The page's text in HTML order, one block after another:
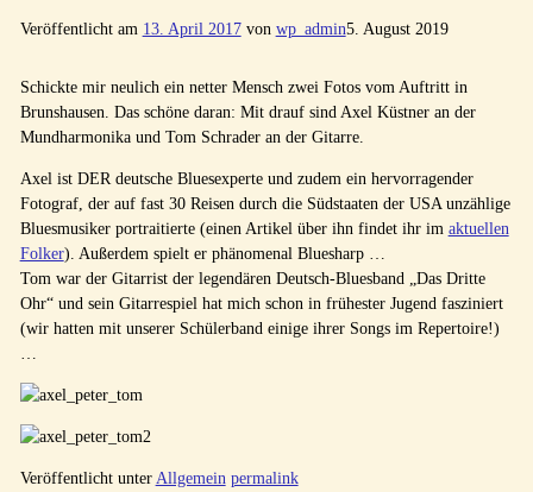
Veröffentlicht am 13. April 2017 von wp_admin5. August 2019
Schickte mir neulich ein netter Mensch zwei Fotos vom Auftritt in
Brunshausen. Das schöne daran: Mit drauf sind Axel Küstner an der
Mundharmonika und Tom Schrader an der Gitarre.
Axel ist DER deutsche Bluesexperte und zudem ein hervorragender
Fotograf, der auf fast 30 Reisen durch die Südstaaten der USA unzählige
Bluesmusiker portraitierte (einen Artikel über ihn findet ihr im aktuellen
Folker). Außerdem spielt er phänomenal Bluesharp …
Tom war der Gitarrist der legendären Deutsch-Bluesband „Das Dritte
Ohr“ und sein Gitarrespiel hat mich schon in frühester Jugend fasziniert
(wir hatten mit unserer Schülerband einige ihrer Songs im Repertoire!)
…
Veröffentlicht unter Allgemein permalink